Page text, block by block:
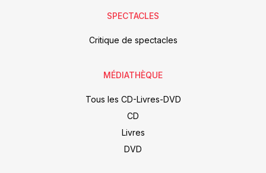
SPECTACLES
Critique de spectacles
MÉDIATHÈQUE
Tous les CD-Livres-DVD
CD
Livres
DVD